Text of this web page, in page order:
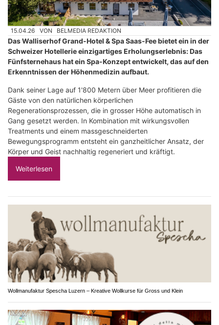
15.04.26 VON BELMEDIA REDAKTION
Das Walliserhof Grand-Hotel & Spa Saas-Fee bietet ein in der
Schweizer Hotellerie einzigartiges Erholungserlebnis: Das
Fünfsternehaus hat ein Spa-Konzept entwickelt, das auf den
Erkenntnissen der Höhenmedizin aufbaut.
Dank seiner Lage auf 1'800 Metern über Meer profitieren die
Gäste von den natürlichen körperlichen
Regenerationsprozessen, die in grosser Höhe automatisch in
Gang gesetzt werden. In Kombination mit wirkungsvollen
Treatments und einem massgeschneiderten
Bewegungsprogramm entsteht ein ganzheitlicher Ansatz, der
Körper und Geist nachhaltig regeneriert und kräftigt.
Weiterlesen
Wollmanufaktur Spescha Luzern – Kreative Wollkurse für Gross und Klein